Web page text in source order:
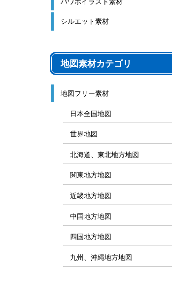
シルエット素材
地図素材カテゴリ
地図フリー素材
日本全国地図
世界地図
北海道、東北地方地図
関東地方地図
近畿地方地図
中国地方地図
四国地方地図
九州、沖縄地方地図